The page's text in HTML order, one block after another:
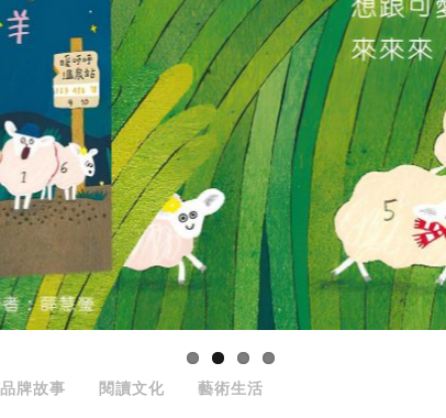
品牌故事 閱讀文化 藝術生活